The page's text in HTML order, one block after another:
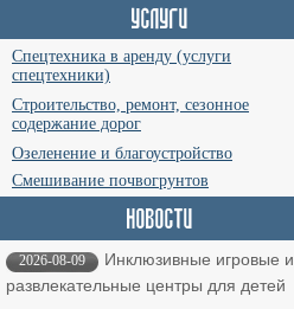
Спецтехника в аренду (услуги
спецтехники)
Строительство, ремонт, сезонное
содержание дорог
Озеленение и благоустройство
Смешивание почвогрунтов
2026-08-09
Инклюзивные игровые и
развлекательные центры для детей